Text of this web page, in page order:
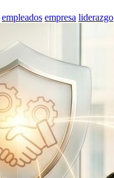
empleados empresa liderazgo